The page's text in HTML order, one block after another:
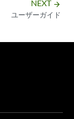
NEXT arrow_forward
ユーザーガイド